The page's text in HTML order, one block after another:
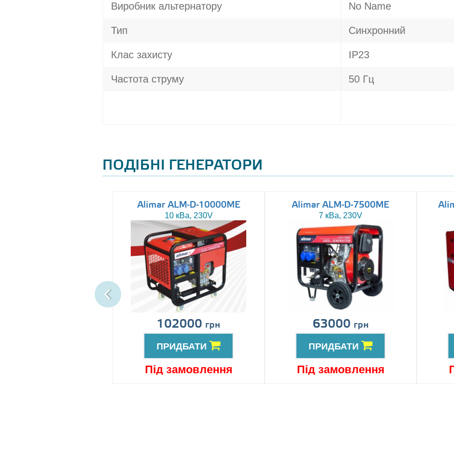
Виробник альтернатору No Name
Тип Синхронний
Клас захисту IP23
Частота струму 50 Гц
ПОДІБНІ ГЕНЕРАТОРИ
Alimar ALM-D-10000ME
10 кВа, 230V
102000 грн
ПРИДБАТИ
Під замовлення
Alimar ALM-D-7500ME
7 кВа, 230V
63000 грн
ПРИДБАТИ
Під замовлення